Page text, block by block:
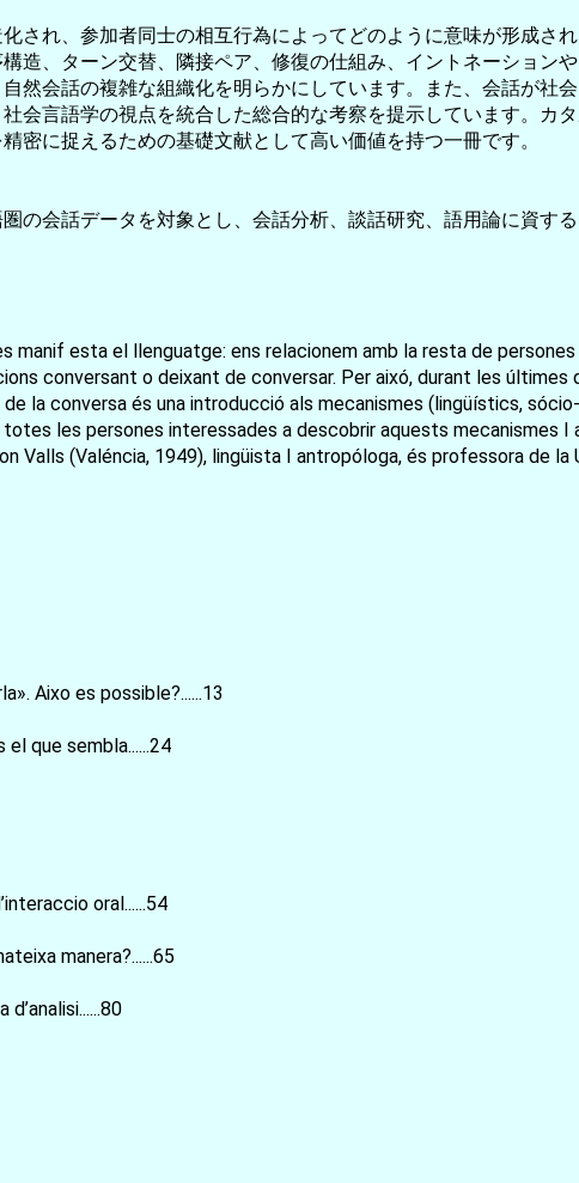
され、参加者同士の相互行為によってどのように意味が形成さ
造、ターン交替、隣接ペア、修復の仕組み、イントネーション
然会話の複雑な組織化を明らかにしています。また、会話が社
会言語学の視点を統合した総合的な考察を提示しています。カ
密に捉えるための基礎文献として高い価値を持つ一冊です。
の会話データを対象とし、会話分析、談話研究、語用論に資す
manif esta el llenguatge: ens relacionem amb la resta de
conversant o deixant de conversar. Per aixó, durant les últimes
de la conversa és una introducció als mecanismes (lingüístics,
les persones interessades a descobrir aquests mecanismes I
Valls (Valéncia, 1949), lingüista I antropóloga, és professora de la
Aixo es possible?......13
que sembla......24
oral......54
manera?......65